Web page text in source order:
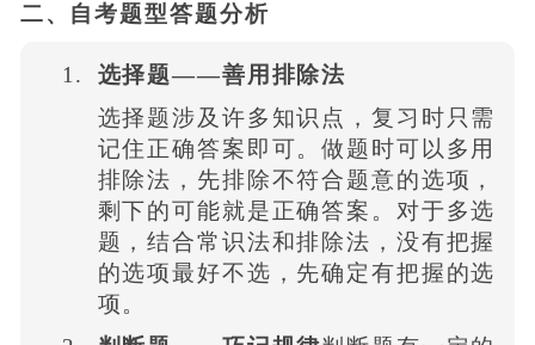
二、自考题型答题分析
选择题——善用排除法
选择题涉及许多知识点，复习时只需
记住正确答案即可。做题时可以多用
排除法，先排除不符合题意的选项，
剩下的可能就是正确答案。对于多选
题，结合常识法和排除法，没有把握
的选项最好不选，先确定有把握的选
项。